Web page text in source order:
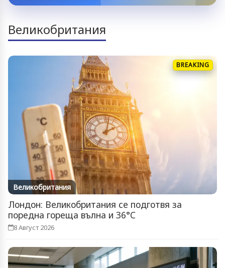
Великобритания
BREAKING
Великобритания
Лондон: Великобритания се подготвя за
поредна гореща вълна и 36°C
8 Август 2026